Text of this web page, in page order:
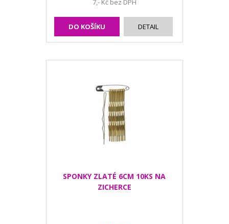
7,- Kč bez DPH
DO KOŠÍKU DETAIL
SPONKY ZLATÉ 6CM 10KS NA
ZICHERCE